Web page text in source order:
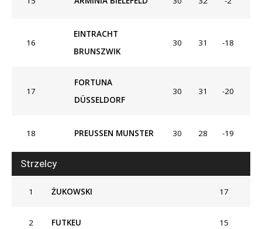
16
EINTRACHT
BRUNSZWIK
30 31 -18
17
FORTUNA
DÜSSELDORF
30 31 -20
18 PREUSSEN MUNSTER 30 28 -19
Strzelcy
1 ŻUKOWSKI 17
2 FUTKEU 15